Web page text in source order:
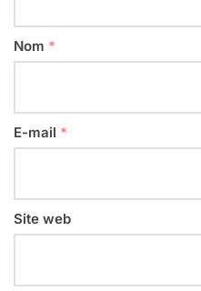
Nom *
E-mail *
Site web